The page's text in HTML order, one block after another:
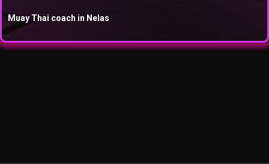
Muay Thai coach in Nelas